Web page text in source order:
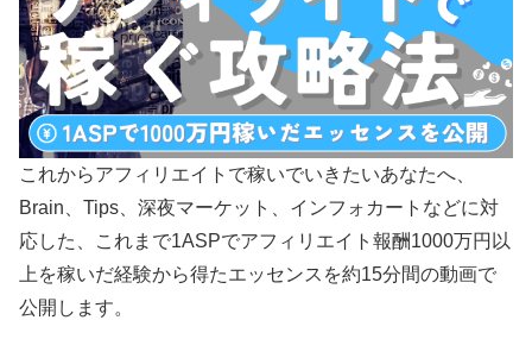
これからアフィリエイトで稼いでいきたいあなたへ、
Brain、Tips、深夜マーケット、インフォカートなどに対
応した、これまで1ASPでアフィリエイト報酬1000万円以
上を稼いだ経験から得たエッセンスを約15分間の動画で
公開します。